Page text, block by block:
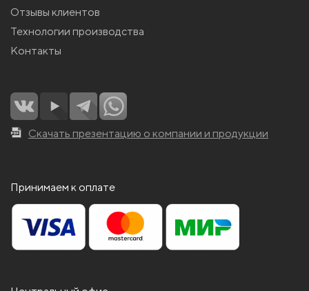
Отзывы клиентов
Технологии производства
Контакты
Скачать презентацию о компании и продукции
Принимаем к оплате